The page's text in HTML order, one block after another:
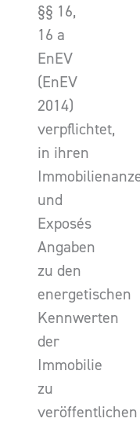
§§ 16,
16 a
EnEV
(EnEV
2014)
verpflichtet,
in ihren
und
Exposés
Angaben
zu den
energetischen
Kennwerten
der
Immobilie
zu
veröffentlichen